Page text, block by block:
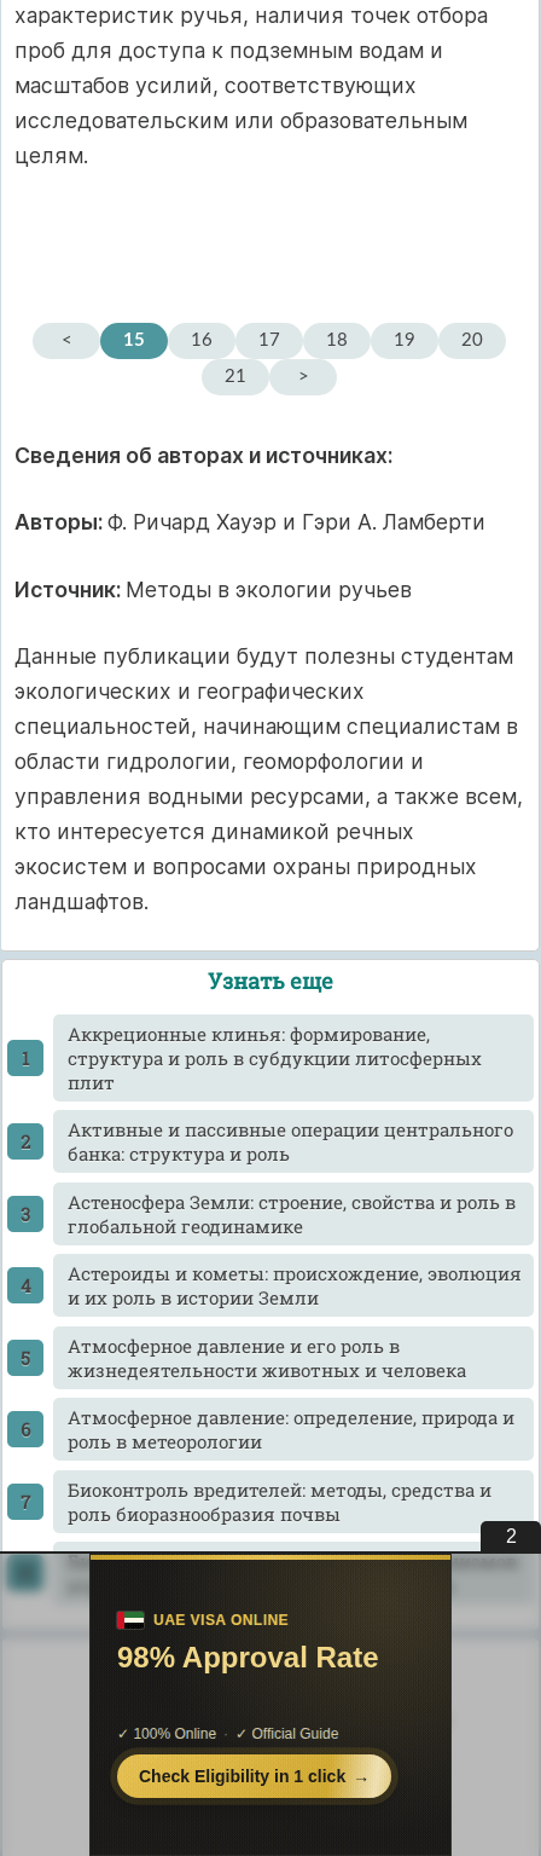
характеристик ручья, наличия точек отбора
проб для доступа к подземным водам и
масштабов усилий, соответствующих
исследовательским или образовательным
целям.
< 15 16 17 18 19
20
21
>
Сведения об авторах и источниках:
Авторы:Ф. Ричард Хауэр и Гэри А. Ламберти
Источник: Методы в экологии ручьев
Данные публикации будут полезны студентам
экологических и географических
специальностей, начинающим специалистам в
области гидрологии, геоморфологии и
управления водными ресурсами, а также всем,
кто интересуется динамикой речных
экосистем и вопросами охраны природных
ландшафтов.
Узнать еще
Аккреционные клинья: формирование,
структура и роль в субдукции литосферных
плит
Активные и пассивные операции центрального
банка: структура и роль
Астеносфера Земли: строение, свойства и роль в
глобальной геодинамике
Астероиды и кометы: происхождение, эволюция
и их роль в истории Земли
Атмосферное давление и его роль в
жизнедеятельности животных и человека
Атмосферное давление: определение, природа и
роль в метеорологии
Биоконтроль вредителей: методы, средства и
роль биоразнообразия почвы
Биологические инвазии почвенных организмов:
1